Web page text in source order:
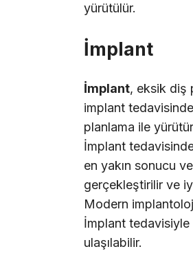
yürütülür.
İmplant
İmplant, eksik diş
implant
planlama ile
İmplant
en yakın sonucu
gerçekleştirilir ve
Modern
İmplant
ulaşılabilir.